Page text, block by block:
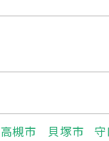
高槻市 貝塚市